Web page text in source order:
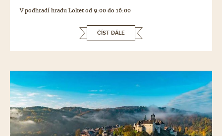
V podhradí hradu Loket od 9:00 do 16:00
ČÍST DÁLE